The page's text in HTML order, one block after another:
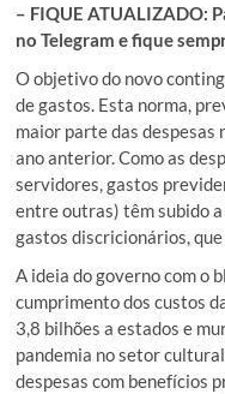
– FIQUE ATUALIZADO:
no Telegram e fique
O objetivo do novo
de gastos. Esta norma,
maior parte das despesas
ano anterior. Como as
servidores, gastos
entre outras) têm subido a
gastos discricionários,
A ideia do governo com o
cumprimento dos custos
3,8 bilhões a estados e
pandemia no setor
despesas com benefícios